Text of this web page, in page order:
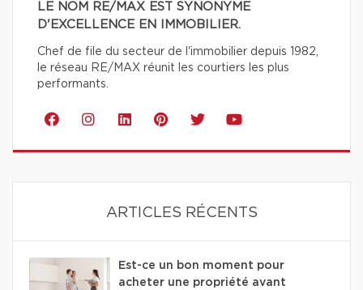
LE NOM RE/MAX EST SYNONYME
D'EXCELLENCE EN IMMOBILIER.
Chef de file du secteur de l'immobilier depuis 1982,
le réseau RE/MAX réunit les courtiers les plus
performants.
ARTICLES RÉCENTS
Est-ce un bon moment pour
acheter une propriété avant